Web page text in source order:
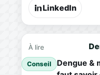
LinkedIn
À lire
Conseil
Dengue &